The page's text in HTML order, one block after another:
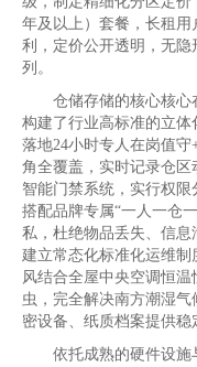
年及以上）套餐，长租
利，定价公开透明，无
列。
仓储存储的核心核心在
构建了行业高标准的立
落地24小时专人在岗值守
角全覆盖，实时记录仓
智能门禁系统，实行权限
搭配品牌专属“一人一仓
私，杜绝物品丢失、信
建立常态化标准化运维
风结合全屋中央空调恒
虫，完全解决南方潮湿
密设备、纸质档案提供稳
依托成熟的硬件设施